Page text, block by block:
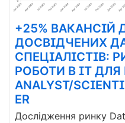
+25% ВАКАНСІЙ
ДОСВІДЧЕНИХ
СПЕЦІАЛІСТІВ:
РОБОТИ В ІТ ДЛЯ
ANALYST/
ER
Дослідження ринку